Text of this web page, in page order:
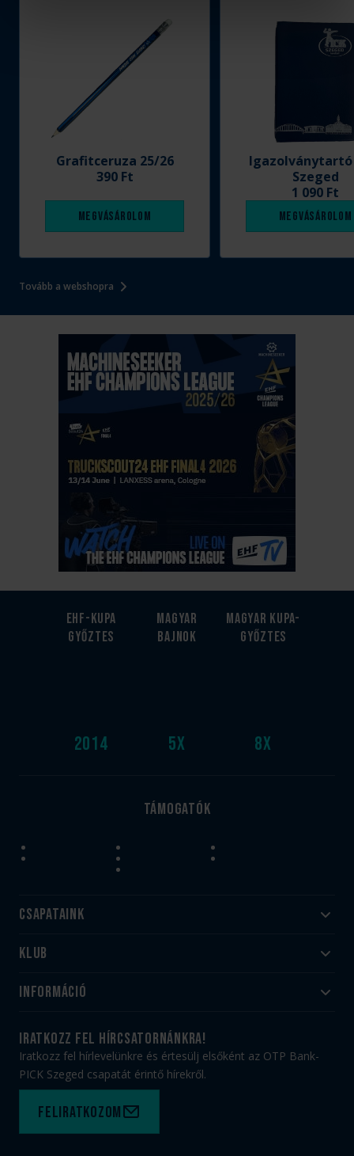
Tovább a webshopra
Grafitceruza 25/26
390 Ft
Megvásárolom
Szeged
1 090 Ft
Megvásárolom
EHF-Kupa
győztes
2014
Magyar
bajnok
5x
Magyar kupa-
győztes
8x
Támogatók
Csapataink
Felnőtt
Utánpótlás
Klub
#HandballFamily
Munkatársaink
PICK Aréna
Sajtóakkreditáció
Információ
Jegy- és bérletvásárlás
Webshop
Felhasználási feltételek
Kapcsolat
iratkozz fel hírcsatornánkra!
Iratkozz fel hírlevelünkre és értesülj elsőként az OTP Bank-
PICK Szeged csapatát érintő hírekről.
Feliratkozom